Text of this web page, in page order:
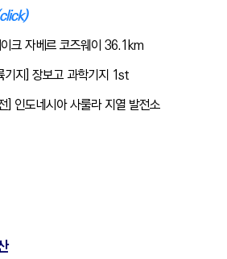
크 자베르 코즈웨이 36.1km
기지] 장보고 과학기지 1st
] 인도네시아 사룰라 지열 발전소